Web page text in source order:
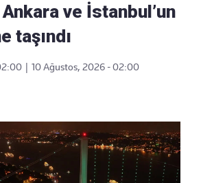
ve İstanbul’un
taşındı
10 Ağustos, 2026 - 02:00